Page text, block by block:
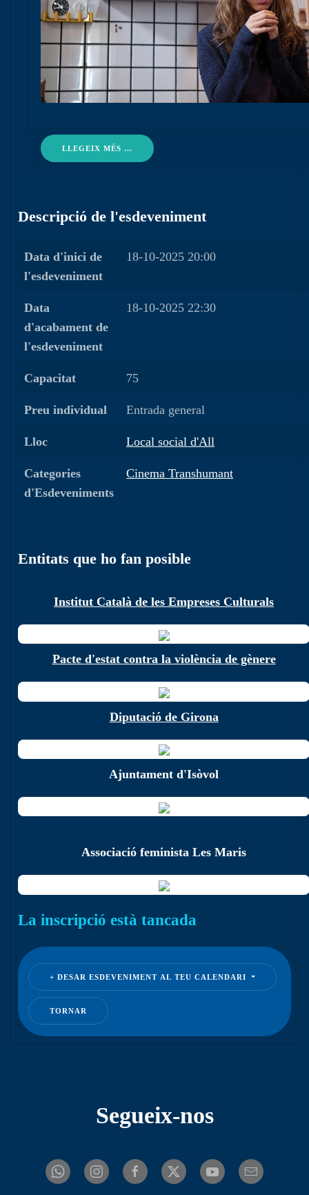
LLEGEIX MÉS …
Descripció de l'esdeveniment
Data d'inici de
l'esdeveniment
18-10-2025 20:00
Data
d'acabament de
l'esdeveniment
18-10-2025 22:30
Capacitat 75
Preu individual Entrada general
Lloc Local social d'All
Categories
d'Esdeveniments
Cinema Transhumant
Entitats que ho fan posible
Institut Català de les Empreses Culturals
Pacte d'estat contra la violència de gènere
Diputació de Girona
Ajuntament d'Isòvol
Associació feminista Les Maris
La inscripció està tancada
DESAR ESDEVENIMENT AL TEU CALENDARI
TORNAR
Segueix-nos